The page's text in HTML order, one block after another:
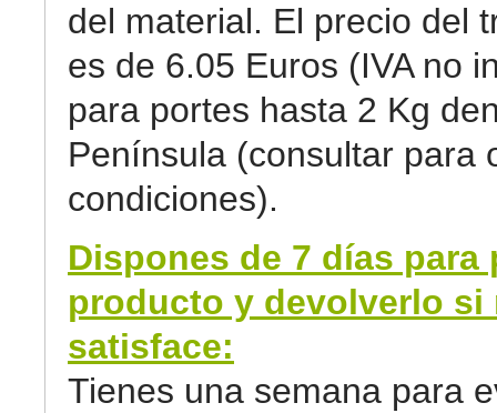
del material. El precio del
es de 6.05 Euros (IVA no
para portes hasta 2 Kg
Península (consultar para
condiciones).
Dispones de 7 días para
producto y devolverlo si
satisface:
Tienes una semana para